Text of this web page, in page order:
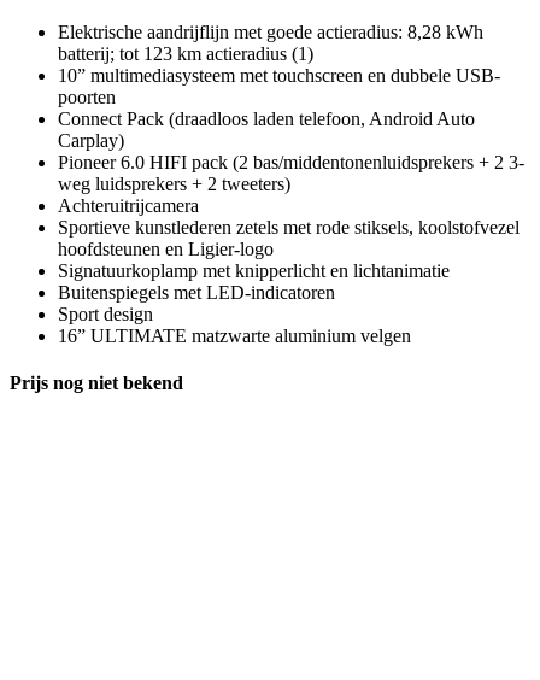
Elektrische aandrijflijn met goede actieradius: 8,28 kWh
batterij; tot 123 km actieradius (1)
10” multimediasysteem met touchscreen en dubbele USB-
poorten
Connect Pack (draadloos laden telefoon, Android Auto
Carplay)
Pioneer 6.0 HIFI pack (2 bas/middentonenluidsprekers + 2 3-
weg luidsprekers + 2 tweeters)
Achteruitrijcamera
Sportieve kunstlederen zetels met rode stiksels, koolstofvezel
hoofdsteunen en Ligier-logo
Signatuurkoplamp met knipperlicht en lichtanimatie
Buitenspiegels met LED-indicatoren
Sport design
16” ULTIMATE matzwarte aluminium velgen
Prijs nog niet bekend